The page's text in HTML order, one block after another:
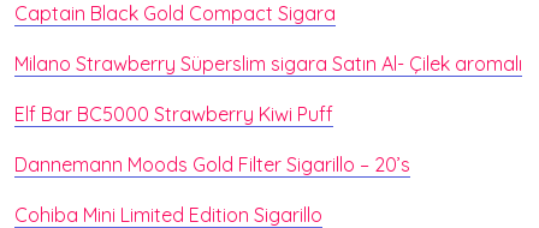
Captain Black Gold Compact Sigara
Milano Strawberry Süperslim sigara Satın Al- Çilek aromalı
Elf Bar BC5000 Strawberry Kiwi Puff
Dannemann Moods Gold Filter Sigarillo – 20’s
Cohiba Mini Limited Edition Sigarillo